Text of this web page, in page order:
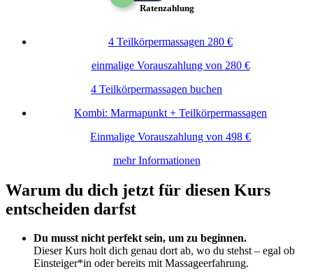
Ratenzahlung
4 Teilkörpermassagen 280 €
einmalige Vorauszahlung von 280 €
4 Teilkörpermassagen buchen
Kombi: Marmapunkt + Teilkörpermassagen
Einmalige Vorauszahlung von 498 €
mehr Informationen
Warum du dich jetzt für diesen Kurs
entscheiden darfst
Du musst nicht perfekt sein, um zu beginnen.
Dieser Kurs holt dich genau dort ab, wo du stehst – egal ob
Einsteiger*in oder bereits mit Massageerfahrung.